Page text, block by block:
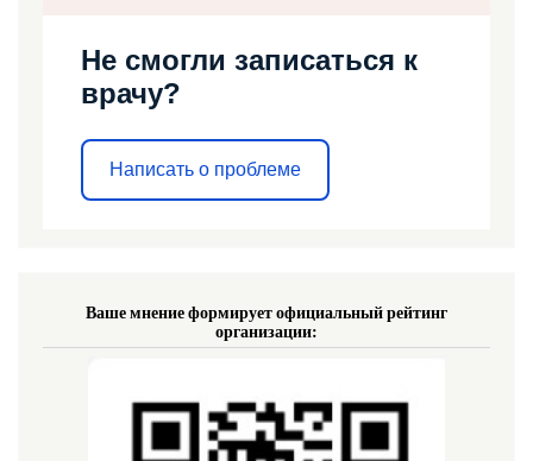
Не смогли записаться к
врачу?
Написать о проблеме
Ваше мнение формирует официальный рейтинг
организации: